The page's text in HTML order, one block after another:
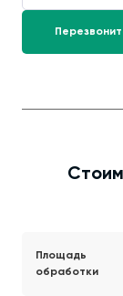
Площадь
обработки